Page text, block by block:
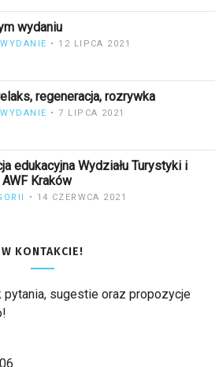
wydaniu
12 LIPCA 2021
regeneracja, rozrywka
7 LIPCA 2021
edukacyjna Wydziału Turystyki i
Kraków
14 CZERWCA 2021
W KONTAKCIE!
sugestie oraz propozycje